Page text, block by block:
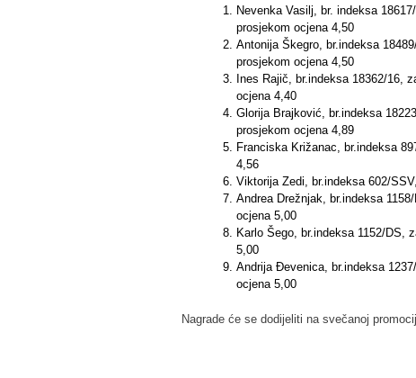
Nevenka Vasilj, br. indeksa
prosjekom ocjena 4,50
Antonija Škegro, br.indeksa
prosjekom ocjena 4,50
Ines Rajič, br.indeksa 18362/16,
ocjena 4,40
Glorija Brajković, br.indeksa
prosjekom ocjena 4,89
Franciska Križanac, br.indeksa
4,56
Viktorija Zedi, br.indeksa 602/
Andrea Drežnjak, br.indeksa
ocjena 5,00
Karlo Šego, br.indeksa 1152/DS,
5,00
Andrija Đevenica, br.indeksa
ocjena 5,00
Nagrade će se dodijeliti na svečanoj